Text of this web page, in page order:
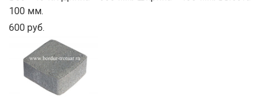
100 мм.
600 руб.